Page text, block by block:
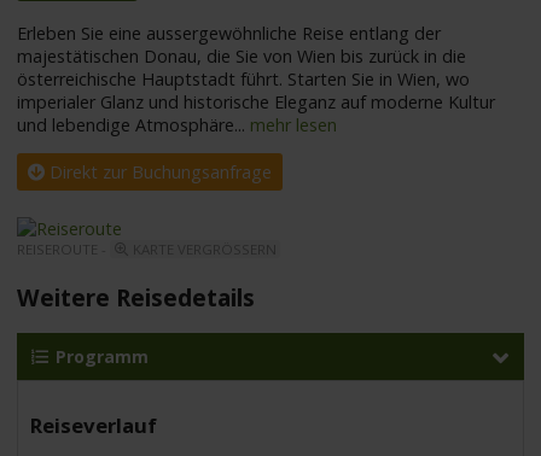
Erleben Sie eine aussergewöhnliche Reise entlang der
majestätischen Donau, die Sie von Wien bis zurück in die
österreichische Hauptstadt führt. Starten Sie in Wien, wo
imperialer Glanz und historische Eleganz auf moderne Kultur
und lebendige Atmosphäre... mehr lesen
Direkt zur Buchungsanfrage
REISEROUTE -
Weitere Reisedetails
Programm
Reiseverlauf